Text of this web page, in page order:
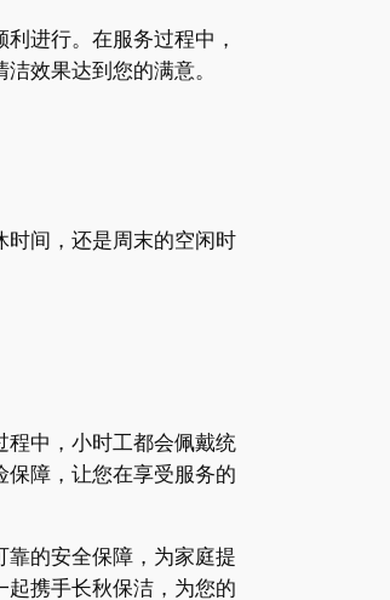
进行。在服务过程中，
效果达到您的满意。
时间，还是周末的空闲时
程中，小时工都会佩戴统
障，让您在享受服务的
的安全保障，为家庭提
携手长秋保洁，为您的